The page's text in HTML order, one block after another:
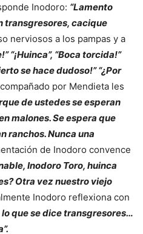
Inodoro: “Lamento
transgresores, cacique
nerviosos a los pampas y a
“¡Huinca”, “Boca torcida!”
se hace dudoso!” “¿Por
por Mendieta les
de ustedes se esperan
malones. Se espera que
ranchos. Nunca una
de Inodoro convence
Inodoro Toro, huinca
Otra vez nuestro viejo
Inodoro reflexiona con
que se dice transgresores…